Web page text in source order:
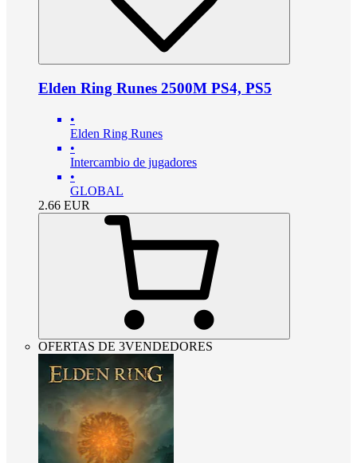
Elden Ring Runes 2500M PS4, PS5
•
Elden Ring Runes
•
Intercambio de jugadores
•
GLOBAL
2.66 EUR
OFERTAS DE 3VENDEDORES